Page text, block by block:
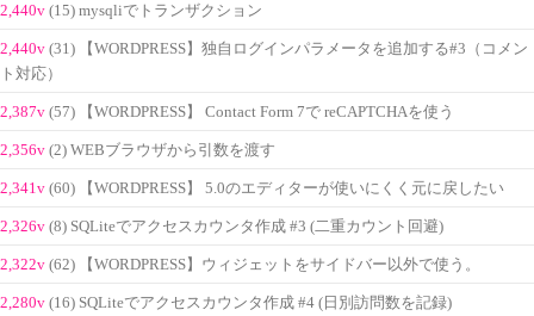
2,440v (15) mysqliでトランザクション
2,440v (31) 【WORDPRESS】独自ログインパラメータを追加する#3（コメン
ト対応）
2,387v (57) 【WORDPRESS】 Contact Form 7で reCAPTCHAを使う
2,356v (2) WEBブラウザから引数を渡す
2,341v (60) 【WORDPRESS】 5.0のエディターが使いにくく元に戻したい
2,326v (8) SQLiteでアクセスカウンタ作成 #3 (二重カウント回避)
2,322v (62) 【WORDPRESS】ウィジェットをサイドバー以外で使う。
2,280v (16) SQLiteでアクセスカウンタ作成 #4 (日別訪問数を記録)